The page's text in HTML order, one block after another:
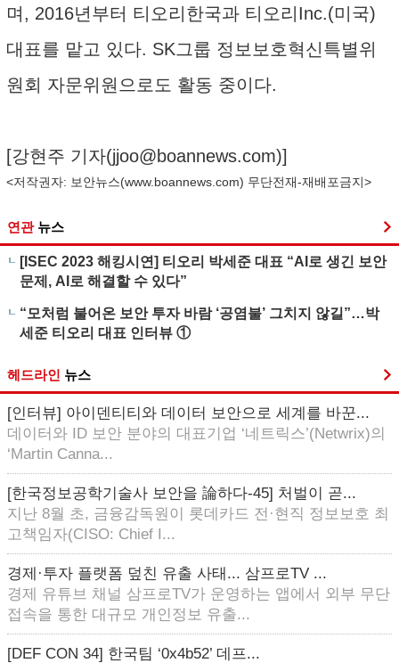
며, 2016년부터 티오리한국과 티오리Inc.(미국)
대표를 맡고 있다. SK그룹 정보보호혁신특별위
원회 자문위원으로도 활동 중이다.
[강현주 기자(jjoo@boannews.com)]
<저작권자: 보안뉴스(www.boannews.com) 무단전재-재배포금지>
연관 뉴스
[ISEC 2023 해킹시연] 티오리 박세준 대표 “AI로 생긴 보안
문제, AI로 해결할 수 있다”
“모처럼 불어온 보안 투자 바람 ‘공염불’ 그치지 않길”…박
세준 티오리 대표 인터뷰 ①
헤드라인 뉴스
[인터뷰] 아이덴티티와 데이터 보안으로 세계를 바꾼...
데이터와 ID 보안 분야의 대표기업 ‘네트릭스’(Netwrix)의
‘Martin Canna...
[한국정보공학기술사 보안을 論하다-45] 처벌이 곧...
지난 8월 초, 금융감독원이 롯데카드 전·현직 정보보호 최
고책임자(CISO: Chief I...
경제·투자 플랫폼 덮친 유출 사태... 삼프로TV ...
경제 유튜브 채널 삼프로TV가 운영하는 앱에서 외부 무단
접속을 통한 대규모 개인정보 유출...
[DEF CON 34] 한국팀 ‘0x4b52’ 데프...